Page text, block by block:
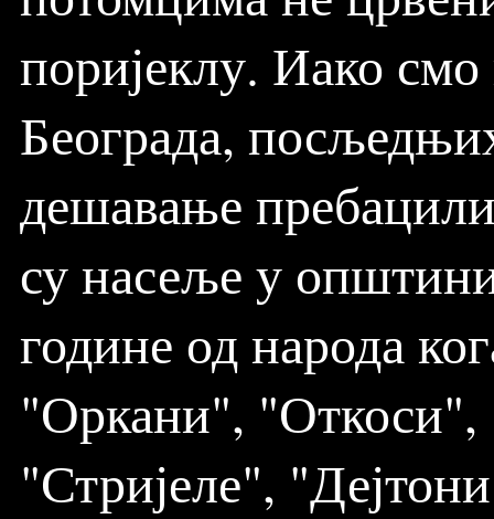
поријеклу. Иако
Београда,
дешавање
су насеље у
године од народа
"Оркани",
"Стријеле",